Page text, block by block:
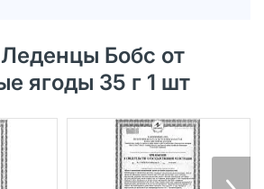
Бобс от
ягоды 35 г 1 шт